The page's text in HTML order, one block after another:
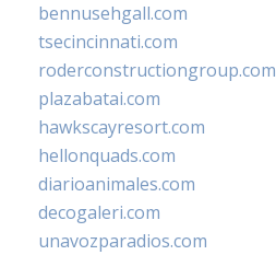
bennusehgall.com
tsecincinnati.com
roderconstructiongroup.com
plazabatai.com
hawkscayresort.com
hellonquads.com
diarioanimales.com
decogaleri.com
unavozparadios.com